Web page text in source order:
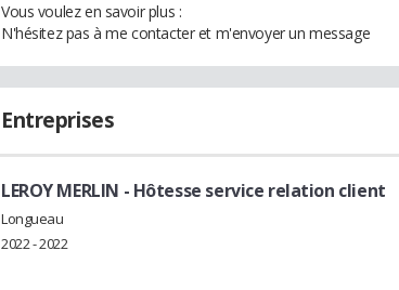
Vous voulez en savoir plus :
N'hésitez pas à me contacter et m'envoyer un message
Entreprises
LEROY MERLIN - Hôtesse service relation client
Longueau
2022 - 2022